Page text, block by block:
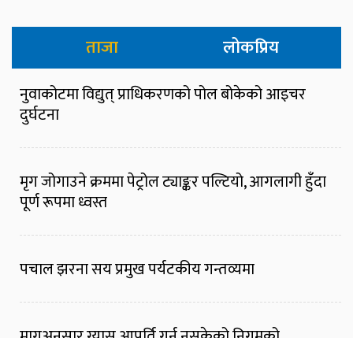
ताजा लोकप्रिय
नुवाकोटमा विद्युत् प्राधिकरणको पोल बोकेको आइचर
दुर्घटना
मृग जोगाउने क्रममा पेट्रोल ट्याङ्कर पल्टियो, आगलागी हुँदा
पूर्ण रूपमा ध्वस्त
पचाल झरना सय प्रमुख पर्यटकीय गन्तव्यमा